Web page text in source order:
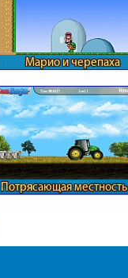
Марио и черепаха
Потрясающая